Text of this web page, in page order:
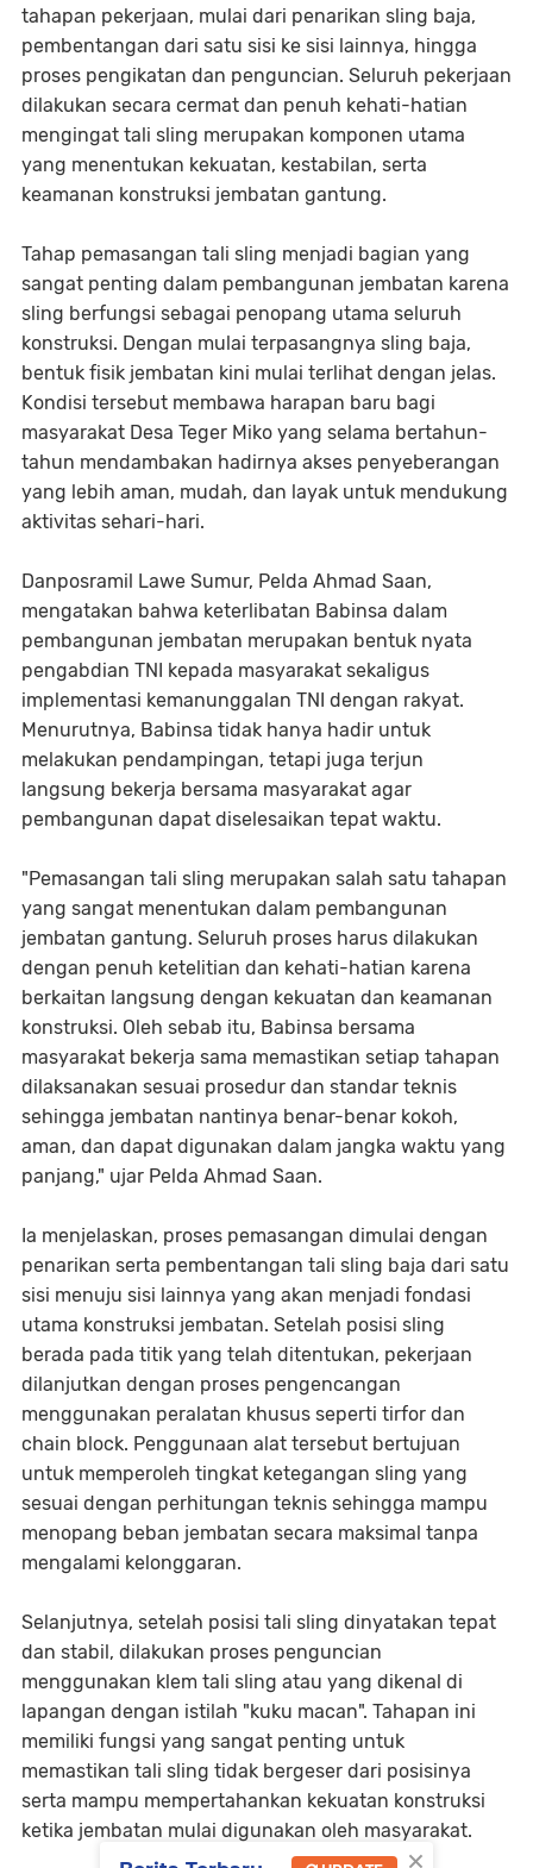
tahapan pekerjaan, mulai dari penarikan sling baja,
pembentangan dari satu sisi ke sisi lainnya, hingga
proses pengikatan dan penguncian. Seluruh pekerjaan
dilakukan secara cermat dan penuh kehati-hatian
mengingat tali sling merupakan komponen utama
yang menentukan kekuatan, kestabilan, serta
keamanan konstruksi jembatan gantung.
Tahap pemasangan tali sling menjadi bagian yang
sangat penting dalam pembangunan jembatan karena
sling berfungsi sebagai penopang utama seluruh
konstruksi. Dengan mulai terpasangnya sling baja,
bentuk fisik jembatan kini mulai terlihat dengan jelas.
Kondisi tersebut membawa harapan baru bagi
masyarakat Desa Teger Miko yang selama bertahun-
tahun mendambakan hadirnya akses penyeberangan
yang lebih aman, mudah, dan layak untuk mendukung
aktivitas sehari-hari.
Danposramil Lawe Sumur, Pelda Ahmad Saan,
mengatakan bahwa keterlibatan Babinsa dalam
pembangunan jembatan merupakan bentuk nyata
pengabdian TNI kepada masyarakat sekaligus
implementasi kemanunggalan TNI dengan rakyat.
Menurutnya, Babinsa tidak hanya hadir untuk
melakukan pendampingan, tetapi juga terjun
langsung bekerja bersama masyarakat agar
pembangunan dapat diselesaikan tepat waktu.
"Pemasangan tali sling merupakan salah satu tahapan
yang sangat menentukan dalam pembangunan
jembatan gantung. Seluruh proses harus dilakukan
dengan penuh ketelitian dan kehati-hatian karena
berkaitan langsung dengan kekuatan dan keamanan
konstruksi. Oleh sebab itu, Babinsa bersama
masyarakat bekerja sama memastikan setiap tahapan
dilaksanakan sesuai prosedur dan standar teknis
sehingga jembatan nantinya benar-benar kokoh,
aman, dan dapat digunakan dalam jangka waktu yang
panjang," ujar Pelda Ahmad Saan.
Ia menjelaskan, proses pemasangan dimulai dengan
penarikan serta pembentangan tali sling baja dari satu
sisi menuju sisi lainnya yang akan menjadi fondasi
utama konstruksi jembatan. Setelah posisi sling
berada pada titik yang telah ditentukan, pekerjaan
dilanjutkan dengan proses pengencangan
menggunakan peralatan khusus seperti tirfor dan
chain block. Penggunaan alat tersebut bertujuan
untuk memperoleh tingkat ketegangan sling yang
sesuai dengan perhitungan teknis sehingga mampu
menopang beban jembatan secara maksimal tanpa
mengalami kelonggaran.
Selanjutnya, setelah posisi tali sling dinyatakan tepat
dan stabil, dilakukan proses penguncian
menggunakan klem tali sling atau yang dikenal di
lapangan dengan istilah "kuku macan". Tahapan ini
memiliki fungsi yang sangat penting untuk
memastikan tali sling tidak bergeser dari posisinya
serta mampu mempertahankan kekuatan konstruksi
ketika jembatan mulai digunakan oleh masyarakat.